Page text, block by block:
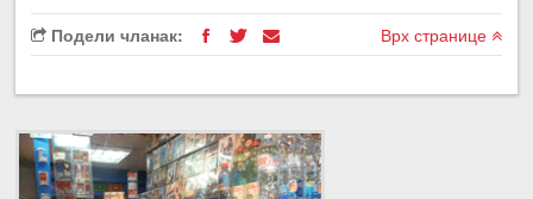
Подели чланак: Врх странице